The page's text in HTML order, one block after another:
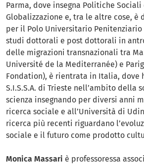
Parma, dove insegna Politiche
Globalizzazione e, tra le altre cose, è
per il Polo Universitario Penitenziario
studi dottorali e post dottorali in
delle migrazioni transnazionali tra
Université de la Mediterranée) e
Fondation), è rientrata in Italia, dove
S.I.S.S.A. di Trieste nell’ambito della
scienza insegnando per diversi anni
ricerca sociale e all’Università di
ricerca più recenti riguardano
sociale e il futuro come prodotto
Monica Massari è professoressa